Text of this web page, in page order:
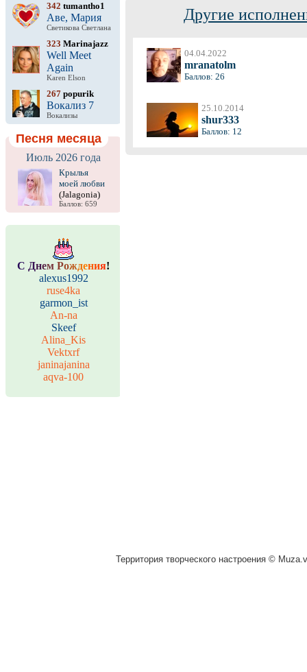
342 tumantho1
Аве, Мария
Светикова Светлана
323 Marinajazz
Well Meet
Again
Karen Elson
267 popurik
Вокализ 7
Вокализы
Песня месяца
Июль 2026 года
Крылья
моей любви
(Jalagonia)
Баллов: 659
С Днем Рождения!
alexus1992
ruse4ka
garmon_ist
An-na
Skeef
Alina_Kis
Vektxrf
janinajanina
aqva-100
Другие
04.04.2022
mranatolm
Баллов: 26
25.10.2014
shur333
Баллов: 12
Территория творческого настроения ©